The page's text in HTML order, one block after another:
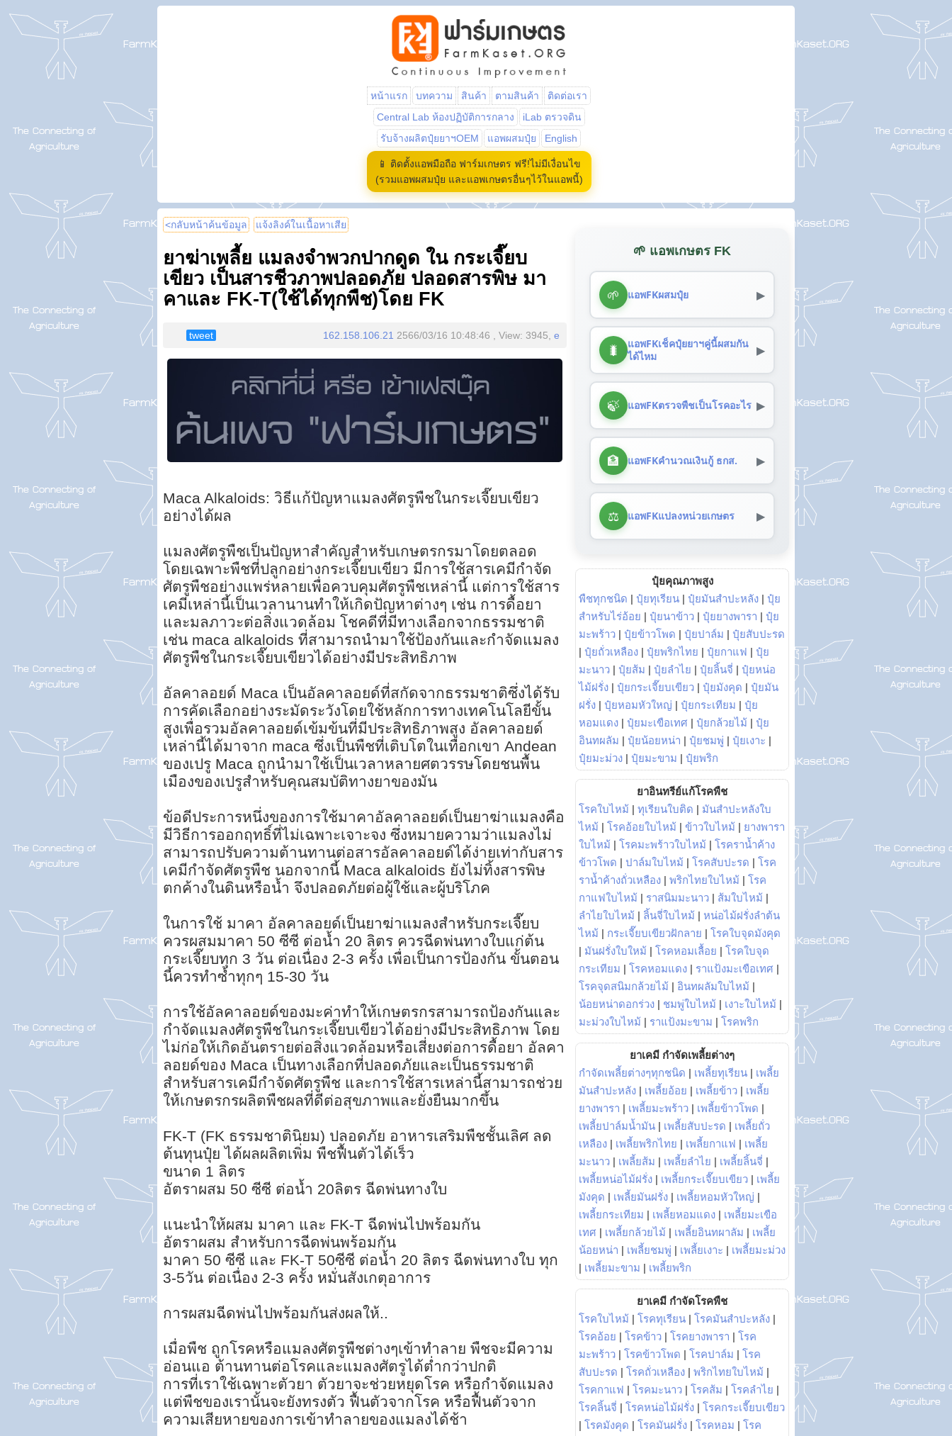
หน้าแรก บทความ สินค้า ตามสินค้า
ติดต่อเรา
Central Lab ห้องปฏิบัติการกลาง
iLab ตรวจดิน
รับจ้างผลิตปุ๋ยยาฯOEM
แอพผสมปุ๋ย English
📱 ติดตั้งแอพมือถือ ฟาร์มเกษตร ฟรี!ไม่มีเงื่อนไข
(รวมแอพผสมปุ๋ย และแอพเกษตรอื่นๆไว้ในแอพนี้)
<กลับหน้าค้นข้อมูล แจ้งลิงค์ในเนื้อหาเสีย
ยาฆ่าเพลี้ย แมลงจำพวกปากดูด ใน กระเจี๊ยบ
เขียว เป็นสารชีวภาพปลอดภัย ปลอดสารพิษ มา
คาและ FK-T(ใช้ได้ทุกพืช)โดย FK
tweet 162.158.106.21 2566/03/16 10:48:46 , View: 3945, e
Maca Alkaloids: วิธีแก้ปัญหาแมลงศัตรูพืชในกระเจี๊ยบเขียว
อย่างได้ผล
แมลงศัตรูพืชเป็นปัญหาสำคัญสำหรับเกษตรกรมาโดยตลอด
โดยเฉพาะพืชที่ปลูกอย่างกระเจี๊ยบเขียว มีการใช้สารเคมีกำจัด
ศัตรูพืชอย่างแพร่หลายเพื่อควบคุมศัตรูพืชเหล่านี้ แต่การใช้สาร
เคมีเหล่านี้เป็นเวลานานทำให้เกิดปัญหาต่างๆ เช่น การดื้อยา
และมลภาวะต่อสิ่งแวดล้อม โชคดีที่มีทางเลือกจากธรรมชาติ
เช่น maca alkaloids ที่สามารถนำมาใช้ป้องกันและกำจัดแมลง
ศัตรูพืชในกระเจี๊ยบเขียวได้อย่างมีประสิทธิภาพ
อัลคาลอยด์ Maca เป็นอัลคาลอยด์ที่สกัดจากธรรมชาติซึ่งได้รับ
การคัดเลือกอย่างระมัดระวังโดยใช้หลักการทางเทคโนโลยีขั้น
สูงเพื่อรวมอัลคาลอยด์เข้มข้นที่มีประสิทธิภาพสูง อัลคาลอยด์
เหล่านี้ได้มาจาก maca ซึ่งเป็นพืชที่เติบโตในเทือกเขา Andean
ของเปรู Maca ถูกนำมาใช้เป็นเวลาหลายศตวรรษโดยชนพื้น
เมืองของเปรูสำหรับคุณสมบัติทางยาของมัน
ข้อดีประการหนึ่งของการใช้มาคาอัลคาลอยด์เป็นยาฆ่าแมลงคือ
มีวิธีการออกฤทธิ์ที่ไม่เฉพาะเจาะจง ซึ่งหมายความว่าแมลงไม่
สามารถปรับความต้านทานต่อสารอัลคาลอยด์ได้ง่ายเท่ากับสาร
เคมีกำจัดศัตรูพืช นอกจากนี้ Maca alkaloids ยังไม่ทิ้งสารพิษ
ตกค้างในดินหรือน้ำ จึงปลอดภัยต่อผู้ใช้และผู้บริโภค
ในการใช้ มาคา อัลคาลอยด์เป็นยาฆ่าแมลงสำหรับกระเจี๊ยบ
ควรผสมมาคา 50 ซีซี ต่อน้ำ 20 ลิตร ควรฉีดพ่นทางใบแก่ต้น
กระเจี๊ยบทุก 3 วัน ต่อเนื่อง 2-3 ครั้ง เพื่อเป็นการป้องกัน ขั้นตอน
นี้ควรทำซ้ำทุกๆ 15-30 วัน
การใช้อัลคาลอยด์ของมะค่าทำให้เกษตรกรสามารถป้องกันและ
กำจัดแมลงศัตรูพืชในกระเจี๊ยบเขียวได้อย่างมีประสิทธิภาพ โดย
ไม่ก่อให้เกิดอันตรายต่อสิ่งแวดล้อมหรือเสี่ยงต่อการดื้อยา อัลคา
ลอยด์ของ Maca เป็นทางเลือกที่ปลอดภัยและเป็นธรรมชาติ
สำหรับสารเคมีกำจัดศัตรูพืช และการใช้สารเหล่านี้สามารถช่วย
ให้เกษตรกรผลิตพืชผลที่ดีต่อสุขภาพและยั่งยืนมากขึ้น
FK-T (FK ธรรมชาตินิยม) ปลอดภัย อาหารเสริมพืชชั้นเลิศ ลด
ต้นทุนปุ๋ย ได้ผลผลิตเพิ่ม พืชฟื้นตัวได้เร็ว
ขนาด 1 ลิตร
อัตราผสม 50 ซีซี ต่อน้ำ 20ลิตร ฉีดพ่นทางใบ
แนะนำให้ผสม มาคา และ FK-T ฉีดพ่นไปพร้อมกัน
อัตราผสม สำหรับการฉีดพ่นพร้อมกัน
มาคา 50 ซีซี และ FK-T 50ซีซี ต่อน้ำ 20 ลิตร ฉีดพ่นทางใบ ทุก
3-5วัน ต่อเนื่อง 2-3 ครั้ง หมั่นสังเกตุอาการ
การผสมฉีดพ่นไปพร้อมกันส่งผลให้..
เมื่อพืช ถูกโรคหรือแมลงศัตรูพืชต่างๆเข้าทำลาย พืชจะมีความ
อ่อนแอ ต้านทานต่อโรคและแมลงศัตรูได้ต่ำกว่าปกติ
การที่เราใช้เฉพาะตัวยา ตัวยาจะช่วยหยุดโรค หรือกำจัดแมลง
แต่พืชของเรานั้นจะยังทรงตัว ฟื้นตัวจากโรค หรือฟื้นตัวจาก
ความเสียหายของการเข้าทำลายของแมลงได้ช้า
🌱 แอพเกษตร FK
🌱 แอพFKผสมปุ๋ย ▶
🐛
แอพFKเช็คปุ๋ยยาฯคู่นี้ผสมกัน
ได้ไหม
▶
🍃 แอพFKตรวจพืชเป็นโรคอะไร ▶
🏦 แอพFKคำนวณเงินกู้ ธกส. ▶
⚖️ แอพFKแปลงหน่วยเกษตร ▶
ปุ๋ยคุณภาพสูง
พืชทุกชนิด | ปุ๋ยทุเรียน | ปุ๋ยมันสำปะหลัง | ปุ๋ย
สำหรับไร่อ้อย | ปุ๋ยนาข้าว | ปุ๋ยยางพารา | ปุ๋ย
มะพร้าว | ปุ๋ยข้าวโพด | ปุ๋ยปาล์ม | ปุ๋ยสับปะรด
| ปุ๋ยถั่วเหลือง | ปุ๋ยพริกไทย | ปุ๋ยกาแฟ | ปุ๋ย
มะนาว | ปุ๋ยส้ม | ปุ๋ยลำไย | ปุ๋ยลิ้นจี่ | ปุ๋ยหน่อ
ไม้ฝรั่ง | ปุ๋ยกระเจี๊ยบเขียว | ปุ๋ยมังคุด | ปุ๋ยมัน
ฝรั่ง | ปุ๋ยหอมหัวใหญ่ | ปุ๋ยกระเทียม | ปุ๋ย
หอมแดง | ปุ๋ยมะเขือเทศ | ปุ๋ยกล้วยไม้ | ปุ๋ย
อินทผลัม | ปุ๋ยน้อยหน่า | ปุ๋ยชมพู่ | ปุ๋ยเงาะ |
ปุ๋ยมะม่วง | ปุ๋ยมะขาม | ปุ๋ยพริก
ยาอินทรีย์แก้โรคพืช
โรคใบไหม้ | ทุเรียนใบติด | มันสำปะหลังใบ
ไหม้ | โรคอ้อยใบไหม้ | ข้าวใบไหม้ | ยางพารา
ใบไหม้ | โรคมะพร้าวใบไหม้ | โรคราน้ำค้าง
ข้าวโพด | ปาล์มใบไหม้ | โรคสับปะรด | โรค
ราน้ำค้างถั่วเหลือง | พริกไทยใบไหม้ | โรค
กาแฟใบไหม้ | ราสนิมมะนาว | ส้มใบไหม้ |
ลำไยใบไหม้ | ลิ้นจี่ใบไหม้ | หน่อไม้ฝรั่งลำต้น
ไหม้ | กระเจี๊ยบเขียวฝักลาย | โรคใบจุดมังคุด
| มันฝรั่งใบใหม้ | โรคหอมเลื้อย | โรคใบจุด
กระเทียม | โรคหอมแดง | ราแป้งมะเขือเทศ |
โรคจุดสนิมกล้วยไม้ | อินทผลัมใบไหม้ |
น้อยหน่าดอกร่วง | ชมพู่ใบไหม้ | เงาะใบไหม้ |
มะม่วงใบไหม้ | ราแป้งมะขาม | โรคพริก
ยาเคมี กำจัดเพลี้ยต่างๆ
กำจัดเพลี้ยต่างๆทุกชนิด | เพลี้ยทุเรียน | เพลี้ย
มันสำปะหลัง | เพลี้ยอ้อย | เพลี้ยข้าว | เพลี้ย
ยางพารา | เพลี้ยมะพร้าว | เพลี้ยข้าวโพด |
เพลี้ยปาล์มน้ำมัน | เพลี้ยสับปะรด | เพลี้ยถั่ว
เหลือง | เพลี้ยพริกไทย | เพลี้ยกาแฟ | เพลี้ย
มะนาว | เพลี้ยส้ม | เพลี้ยลำไย | เพลี้ยลิ้นจี่ |
เพลี้ยหน่อไม้ฝรั่ง | เพลี้ยกระเจี๊ยบเขียว | เพลี้ย
มังคุด | เพลี้ยมันฝรั่ง | เพลี้ยหอมหัวใหญ่ |
เพลี้ยกระเทียม | เพลี้ยหอมแดง | เพลี้ยมะเขือ
เทศ | เพลี้ยกล้วยไม้ | เพลี้ยอินทผาลัม | เพลี้ย
น้อยหน่า | เพลี้ยชมพู่ | เพลี้ยเงาะ | เพลี้ยมะม่วง
| เพลี้ยมะขาม | เพลี้ยพริก
ยาเคมี กำจัดโรคพืช
โรคใบไหม้ | โรคทุเรียน | โรคมันสำปะหลัง |
โรคอ้อย | โรคข้าว | โรคยางพารา | โรค
มะพร้าว | โรคข้าวโพด | โรคปาล์ม | โรค
สับปะรด | โรคถั่วเหลือง | พริกไทยใบไหม้ |
โรคกาแฟ | โรคมะนาว | โรคส้ม | โรคลำไย |
โรคลิ้นจี่ | โรคหน่อไม้ฝรั่ง | โรคกระเจี๊ยบเขียว
| โรคมังคุด | โรคมันฝรั่ง | โรคหอม | โรค